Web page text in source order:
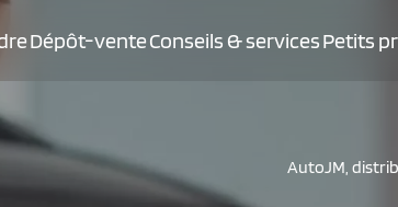
Dépôt-venteConseils & servicesPetits
AutoJM,